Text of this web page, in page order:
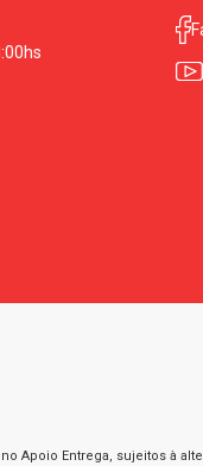
Apoio Entrega, sujeitos à